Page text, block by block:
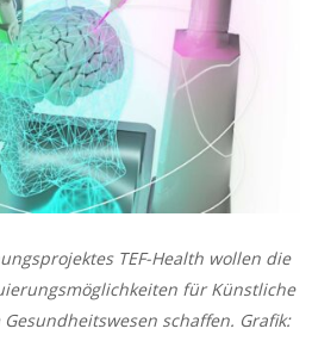
TEF-Health wollen die
für Künstliche
schaffen. Grafik: